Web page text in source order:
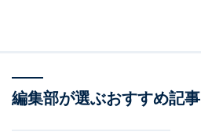
編集部が選ぶおすすめ記事